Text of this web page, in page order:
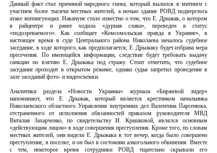
Данный факт стал причиной народного гнева, который вылился в митинги с
участием более тысячи местных жителей, а ночью здание РОВД подверглось
атаке митингующих. Накануне стало известно о том, что Е. Дрыжак, о котором
в райцентре и ранее ходила «дурная слава», переведен в статус
«подозреваемого». Как сообщает «Комсомольская правда в Украине», в
настоящее время в суде Центрального района Николаева началось судебное
заседание, в ходе которого, как предполагается, Е. Дрыжаку будет избрана мера
пресечения. По имеющейся информации, следствие будет требовать выдачу
санкции по взятию Е. Дрыжака под стражу. Стоит отметить, что судебное
заседание проходит в открытом режиме, однако судья запретил проведение в
зале заседаний фото- и видеосъемки.
Аналитики раздела «Новости Украины» журнала «Биржевой лидер»
напоминают, что Е. Дрыжак, который является крестником начальника
Николаевского областного Управления внутренних дел Валентина Парсенюка,
отстраненного от исполнения обязанностей приказом руководителя МВД
Виталия Захарченко, по свидетельству И. Крашковой, являлся основным
«действующим лицом» в ходе совершения преступления. Кроме того, по словам
местных жителей, они видели Е. Дрыжака в тот вечер, когда было совершено
преступление, в поселке, и он был в состоянии алкогольного обвинения. Вместе
с тем, некоторое время сотрудники РОВД тщательно скрывали его